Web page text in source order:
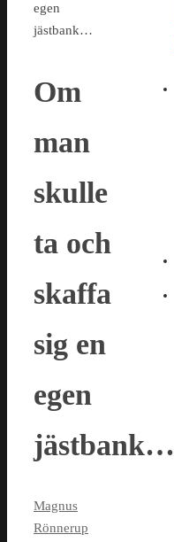
egen
jästbank…
Om
man
skulle
ta och
skaffa
sig en
egen
jästbank…
Magnus
Rönnerup